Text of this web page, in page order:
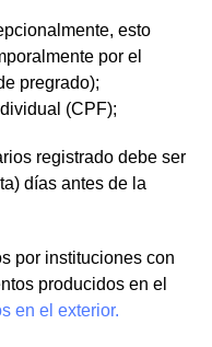
esto
por el
pregrado);
(CPF);
registrado debe ser
días antes de la
por instituciones con
producidos en el
en el exterior.